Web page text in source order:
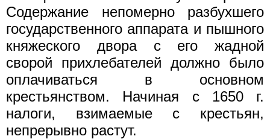
Содержание непомерно разбухшего
государственного аппарата и пышного
княжеского двора с его жадной
сворой прихлебателей должно было
оплачиваться в основном
крестьянством. Начиная с 1650 г.
налоги, взимаемые с крестьян,
непрерывно растут.